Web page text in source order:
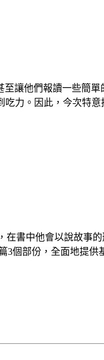
讓他們報讀一些簡
力。因此，今次特
書中他會以說故事
3個部份，全面地提